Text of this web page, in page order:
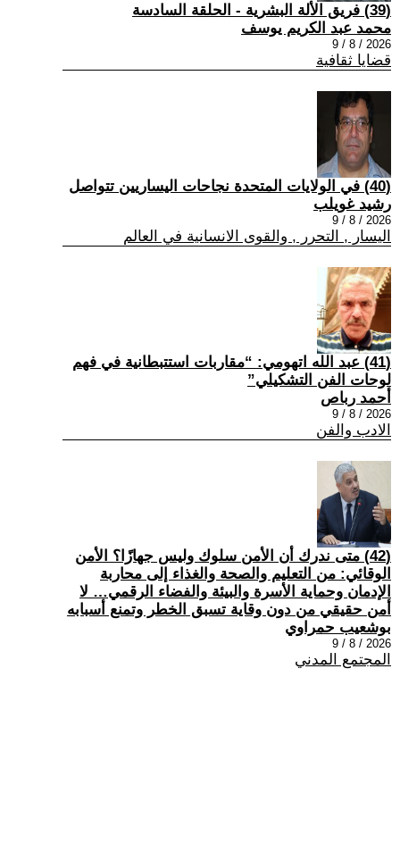
(39) فريق الألة البشرية - الحلقة السادسة
محمد عبد الكريم يوسف
2026 / 8 / 9
قضايا ثقافية
(40) في الولايات المتحدة نجاحات اليساريين تتواصل
رشيد غويلب
2026 / 8 / 9
اليسار , التحرر , والقوى الانسانية في العالم
(41) عبد الله اتهومي: “مقاربات استتبطانية في فهم
لوحات الفن التشكيلي”
أحمد رباص
2026 / 8 / 9
الادب والفن
(42) متى ندرك أن الأمن سلوك وليس جهازًا؟ الأمن
الوقائي: من التعليم والصحة والغذاء إلى محاربة
الإدمان وحماية الأسرة والبيئة والفضاء الرقمي… لا
أمن حقيقي من دون وقاية تسبق الخطر وتمنع أسبابه
بوشعيب حمراوي
2026 / 8 / 9
المجتمع المدني